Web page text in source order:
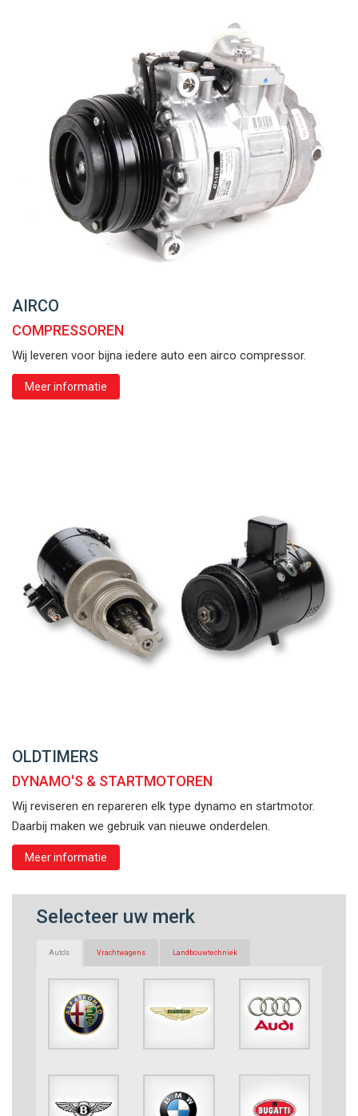
AIRCO
COMPRESSOREN
Wij leveren voor bijna iedere auto een airco compressor.
Meer informatie
OLDTIMERS
DYNAMO'S & STARTMOTOREN
Wij reviseren en repareren elk type dynamo en startmotor.
Daarbij maken we gebruik van nieuwe onderdelen.
Meer informatie
Selecteer uw merk
Auto's Vrachtwagens Landbouwtechniek